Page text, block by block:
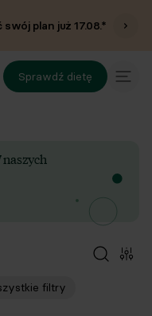
swój plan już17.08.*
Sprawdź dietę
naszych
filtry